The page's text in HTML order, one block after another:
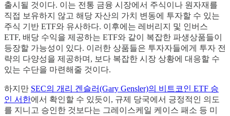
출시될 것이다. 이는 전통 금융 시장에서 주식이나 원자재를
직접 보유하지 않고 해당 자산의 가치 변동에 투자할 수 있는
주식 기반 ETF와 유사하다. 이후에는 레버리지 및 인버스
ETF, 배당 수익을 제공하는 ETF와 같이 복잡한 파생상품들이
등장할 가능성이 있다. 이러한 상품들은 투자자들에게 투자 전
략의 다양성을 제공하며, 보다 복잡한 시장 상황에 대응할 수
있는 수단을 마련해줄 것이다.
하지만 SEC의 개리 겐슬러(Gary Gensler)의 비트코인 ETF 승
인 서한에서 확인할 수 있듯이, 규제 당국에서 긍정적인 의도
를 지니고 승인한 것보다는 그레이스케일 케이스 패소 등 미